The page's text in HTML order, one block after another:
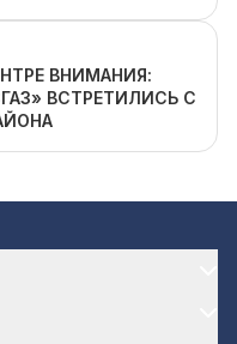
ВНИМАНИЯ:
ВСТРЕТИЛИСЬ С